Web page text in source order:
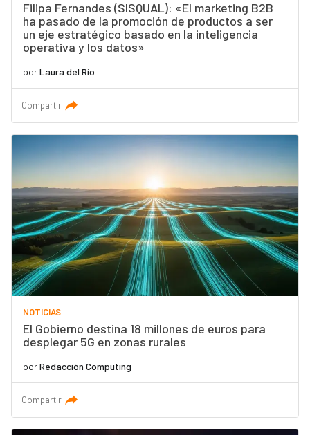
Filipa Fernandes (SISQUAL): «El marketing B2B
ha pasado de la promoción de productos a ser
un eje estratégico basado en la inteligencia
operativa y los datos»
porLaura del Río
Compartir
NOTICIAS
El Gobierno destina 18 millones de euros para
desplegar 5G en zonas rurales
porRedacción Computing
Compartir